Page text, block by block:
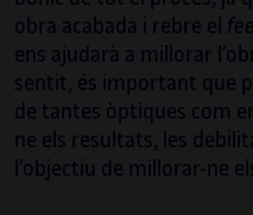
obra acabada i rebre el
ens ajudarà a millorar
sentit, és important que
de tantes òptiques com
ne els resultats, les
l’objectiu de millorar-ne